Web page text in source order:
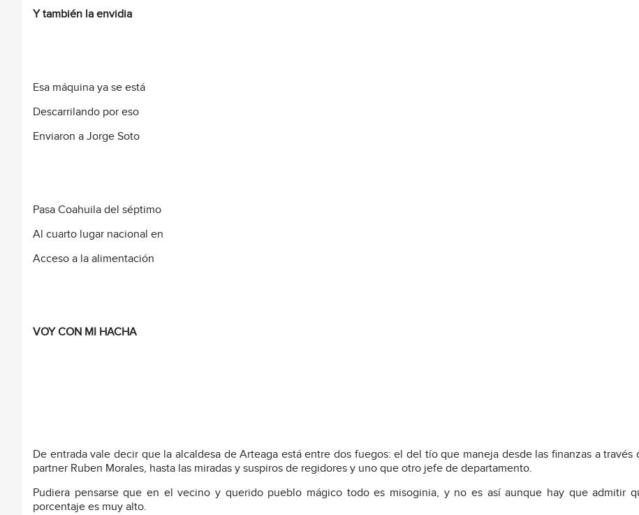
Y también la envidia
Esa máquina ya se está
Descarrilando por eso
Enviaron a Jorge Soto
Pasa Coahuila del séptimo
Al cuarto lugar nacional en
Acceso a la alimentación
VOY CON MI HACHA
De entrada vale decir que la alcaldesa de Arteaga está entre dos fuegos: el del tío que maneja desde las finanzas a través
partner Ruben Morales, hasta las miradas y suspiros de regidores y uno que otro jefe de departamento.
Pudiera pensarse que en el vecino y querido pueblo mágico todo es misoginia, y no es así aunque hay que admitir
porcentaje es muy alto.